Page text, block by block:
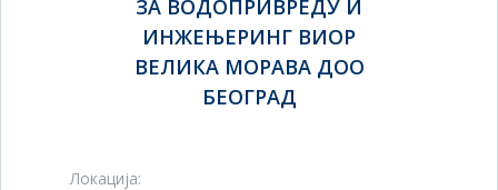
ЗА ВОДОПРИВРЕДУ И
ИНЖЕЊЕРИНГ ВИОР
ВЕЛИКА МОРАВА ДОО
БЕОГРАД
Локација: